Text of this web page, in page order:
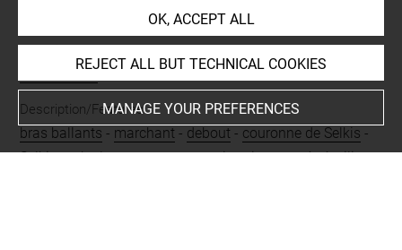
Techniques
ronde-bosse
Description/Features
bras ballants - marchant - debout - couronne de Selkis -
Selkis-robe longue-perruque tripartite-percé-à pilier
OK, ACCEPT ALL
REJECT ALL BUT TECHNICAL COOKIES
MANAGE YOUR PREFERENCES